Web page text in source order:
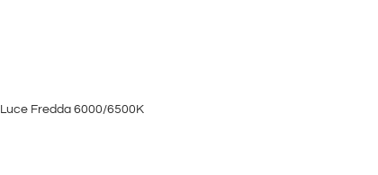
Luce Fredda 6000/6500K